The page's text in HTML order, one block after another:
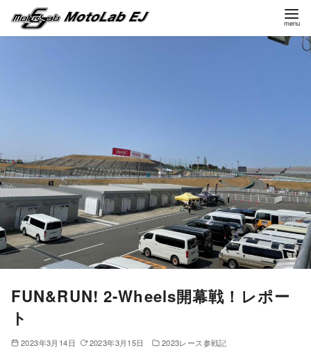
移
動
FUN&RUN! 2-Wheels開幕戦！レポー
ト
2023年3月14日 2023年3月15日 2023レース参戦記